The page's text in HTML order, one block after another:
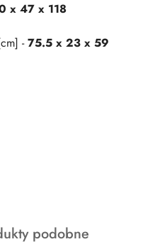
x 47 x 118
-75.5 x 23 x 59
podobne